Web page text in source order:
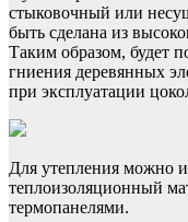
стыковочный или
быть сделана из
Таким образом, будет
гниения деревянных
при эксплуатации
Для утепления можно
теплоизоляционный
термопанелями.